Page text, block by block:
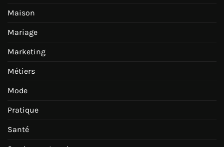
Maison
Mariage
Marketing
Métiers
Mode
Pratique
Santé